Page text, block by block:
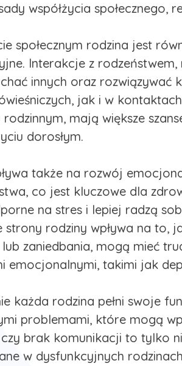
współżycia
społecznym rodzina jest
Interakcje z
innych oraz
jak i w
mają większe
dorosłym.
także na rozwój
co jest kluczowe dla
na stres i lepiej radzą
strony rodziny wpływa na to,
zaniedbania, mogą mieć
emocjonalnymi, takimi jak
każda rodzina pełni swoje
problemami, które mogą
czy brak komunikacji to tylko
w dysfunkcyjnych